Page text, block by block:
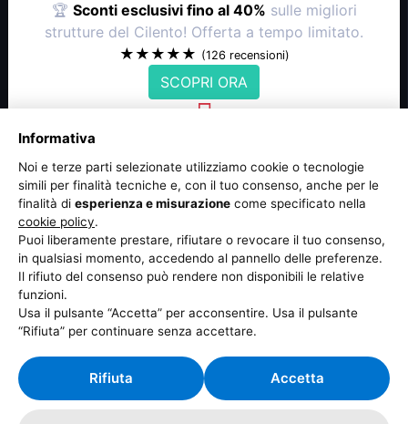
🏆 Sconti esclusivi fino al 40% sulle migliori
strutture del Cilento! Offerta a tempo limitato.
★★★★★ (126 recensioni)
SCOPRI ORA
NOVITÀ: Le Pizzerie Top di Agropoli
🍕Promozione 2x1nelle migliori pizzerie di
Agropoli! Solo per questa settimana.
★★★★☆(98 recensioni)
APPROFITTA ORA
Le offerte potrebbero variare in base alla disponibilità. Controlla i
Stato account: inattivo -Assistenza
Attualmente stai visualizzando contenuti alternativi
Informativa
Noi e terze parti selezionate utilizziamo cookie o tecnologie
simili per finalità tecniche e, con il tuo consenso, anche per le
finalità di esperienza e misurazione come specificato nella
cookie policy.
Puoi liberamente prestare, rifiutare o revocare il tuo consenso,
in qualsiasi momento, accedendo al pannello delle preferenze.
Il rifiuto del consenso può rendere non disponibili le relative
funzioni.
Usa il pulsante “Accetta” per acconsentire. Usa il pulsante
“Rifiuta” per continuare senza accettare.
Rifiuta Accetta